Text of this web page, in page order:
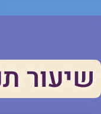
שיעור